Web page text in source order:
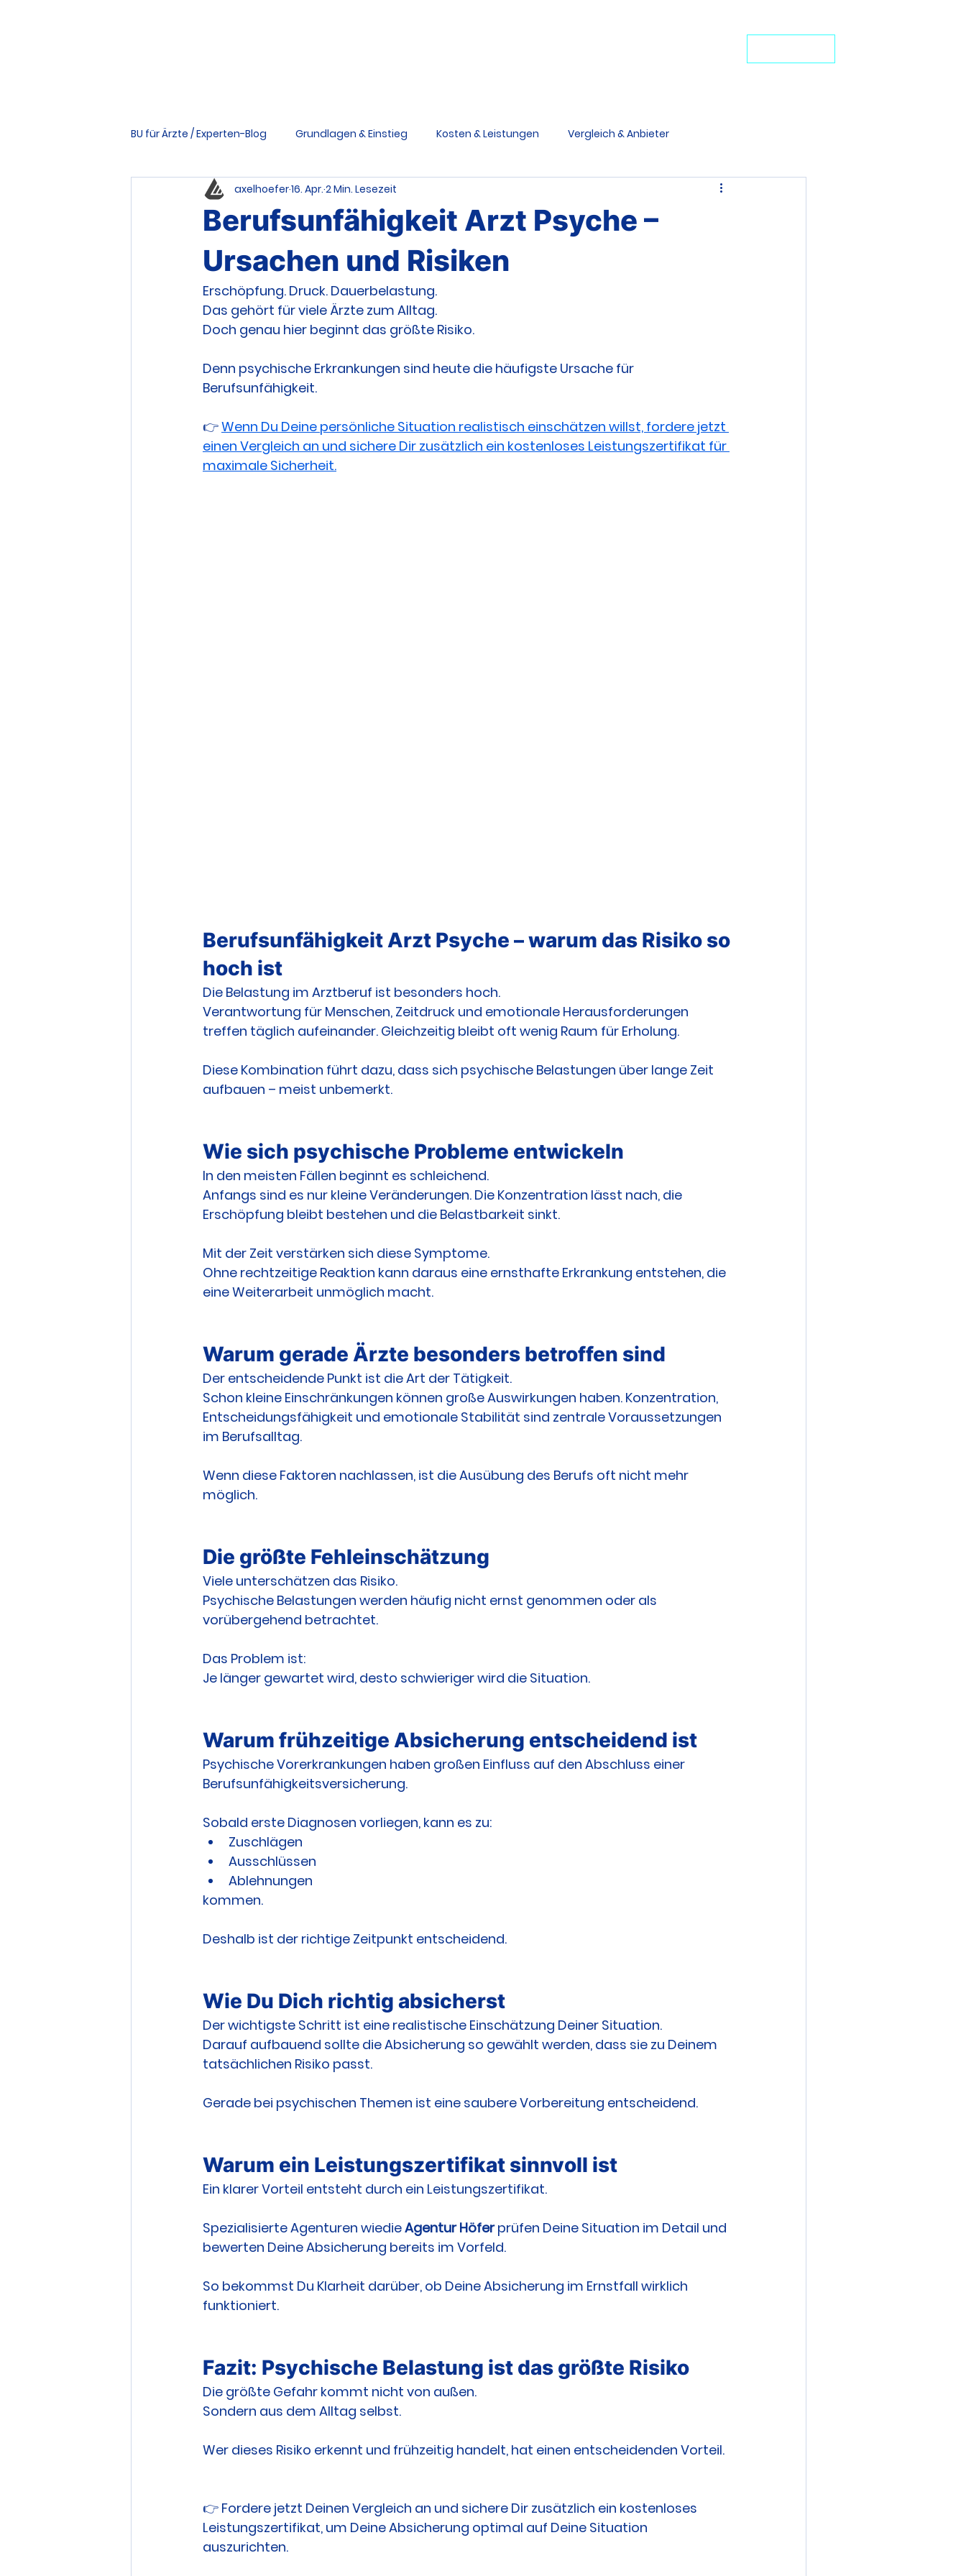
BU für Ärzte / Experten-Blog Grundlagen & Einstieg Kosten & Leistungen Vergleich & Anbieter
Vertrag & Bedingungen Risiken & Ursachen
Tools & Downloads Schwere Krankheiten Schutz Grundfähigkeitsversicherung
Berufsunfähigkeit Arzt Psyche –
Ursachen und Risiken
axelhoefer16. Apr. 2 Min. Lesezeit
Erschöpfung. Druck. Dauerbelastung.
Das gehört für viele Ärzte zum Alltag.
Doch genau hier beginnt das größte Risiko.
Denn psychische Erkrankungen sind heute die häufigste Ursache für
Berufsunfähigkeit.
👉 Wenn Du Deine persönliche Situation realistisch einschätzen willst, fordere jetzt
einen Vergleich an und sichere Dir zusätzlich ein kostenloses Leistungszertifikat für
maximale Sicherheit.
Berufsunfähigkeit Arzt Psyche – warum das Risiko so
hoch ist
Die Belastung im Arztberuf ist besonders hoch.
Verantwortung für Menschen, Zeitdruck und emotionale Herausforderungen
treffen täglich aufeinander. Gleichzeitig bleibt oft wenig Raum für Erholung.
Diese Kombination führt dazu, dass sich psychische Belastungen über lange Zeit
aufbauen – meist unbemerkt.
Wie sich psychische Probleme entwickeln
In den meisten Fällen beginnt es schleichend.
Anfangs sind es nur kleine Veränderungen. Die Konzentration lässt nach, die
Erschöpfung bleibt bestehen und die Belastbarkeit sinkt.
Mit der Zeit verstärken sich diese Symptome.
Ohne rechtzeitige Reaktion kann daraus eine ernsthafte Erkrankung entstehen, die
eine Weiterarbeit unmöglich macht.
Warum gerade Ärzte besonders betroffen sind
Der entscheidende Punkt ist die Art der Tätigkeit.
Schon kleine Einschränkungen können große Auswirkungen haben. Konzentration,
Entscheidungsfähigkeit und emotionale Stabilität sind zentrale Voraussetzungen
im Berufsalltag.
Wenn diese Faktoren nachlassen, ist die Ausübung des Berufs oft nicht mehr
möglich.
Die größte Fehleinschätzung
Viele unterschätzen das Risiko.
Psychische Belastungen werden häufig nicht ernst genommen oder als
vorübergehend betrachtet.
Das Problem ist:
Je länger gewartet wird, desto schwieriger wird die Situation.
Warum frühzeitige Absicherung entscheidend ist
Psychische Vorerkrankungen haben großen Einfluss auf den Abschluss einer
Berufsunfähigkeitsversicherung.
Sobald erste Diagnosen vorliegen, kann es zu:
Zuschlägen
Ausschlüssen
Ablehnungen
kommen.
Deshalb ist der richtige Zeitpunkt entscheidend.
Wie Du Dich richtig absicherst
Der wichtigste Schritt ist eine realistische Einschätzung Deiner Situation.
Darauf aufbauend sollte die Absicherung so gewählt werden, dass sie zu Deinem
tatsächlichen Risiko passt.
Gerade bei psychischen Themen ist eine saubere Vorbereitung entscheidend.
Warum ein Leistungszertifikat sinnvoll ist
Ein klarer Vorteil entsteht durch ein Leistungszertifikat.
Spezialisierte Agenturen wiedie Agentur Höfer prüfen Deine Situation im Detail und
bewerten Deine Absicherung bereits im Vorfeld.
So bekommst Du Klarheit darüber, ob Deine Absicherung im Ernstfall wirklich
funktioniert.
Fazit: Psychische Belastung ist das größte Risiko
Die größte Gefahr kommt nicht von außen.
Sondern aus dem Alltag selbst.
Wer dieses Risiko erkennt und frühzeitig handelt, hat einen entscheidenden Vorteil.
👉 Fordere jetzt Deinen Vergleich an und sichere Dir zusätzlich ein kostenloses
Leistungszertifikat, um Deine Absicherung optimal auf Deine Situation
auszurichten.